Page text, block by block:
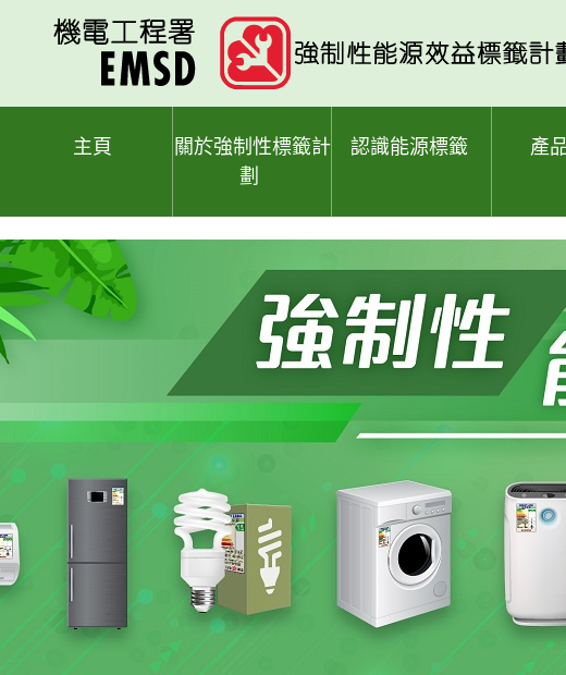
主頁
關於強制性標籤計
劃
認識能源標籤 產